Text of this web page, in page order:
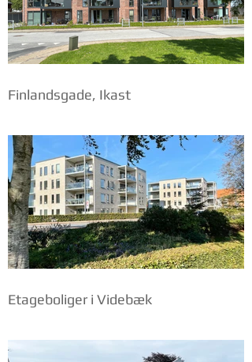
Finlandsgade, Ikast
Etageboliger i Videbæk